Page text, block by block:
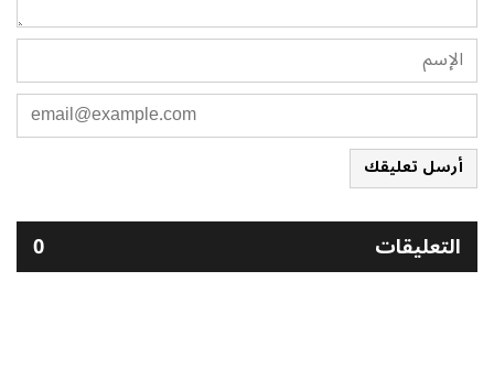
أرسل تعليقك
التعليقات 0